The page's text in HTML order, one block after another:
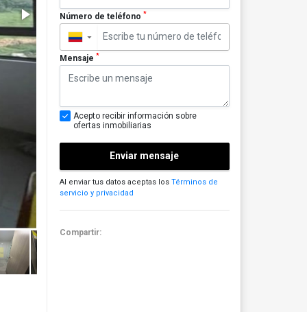
Número de teléfono *
▼
Mensaje *
Acepto recibir información sobre
ofertas inmobiliarias
Enviar mensaje
Al enviar tus datos aceptas los Términos de
servicio y privacidad
Compartir: